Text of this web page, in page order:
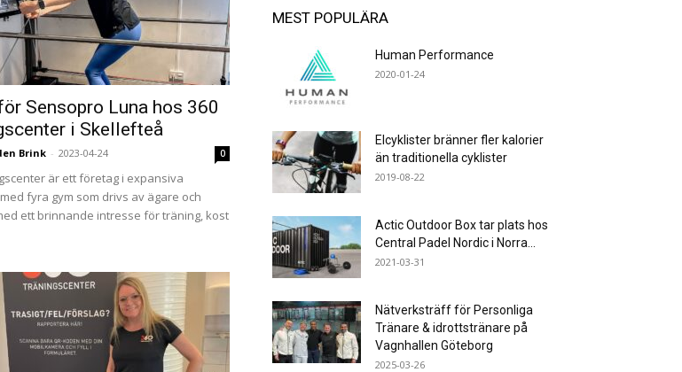
Sensopro Luna hos 360
i Skellefteå
Brink - 2023-04-24 0
är ett företag i expansiva
fyra gym som drivs av ägare och
ett brinnande intresse för träning, kost
MEST POPULÄRA
Human Performance
2020-01-24
Elcyklister bränner fler kalorier
än traditionella cyklister
2019-08-22
Actic Outdoor Box tar plats hos
Central Padel Nordic i Norra...
2021-03-31
Nätverksträff för Personliga
Tränare & idrottstränare på
Vagnhallen Göteborg
2025-03-26